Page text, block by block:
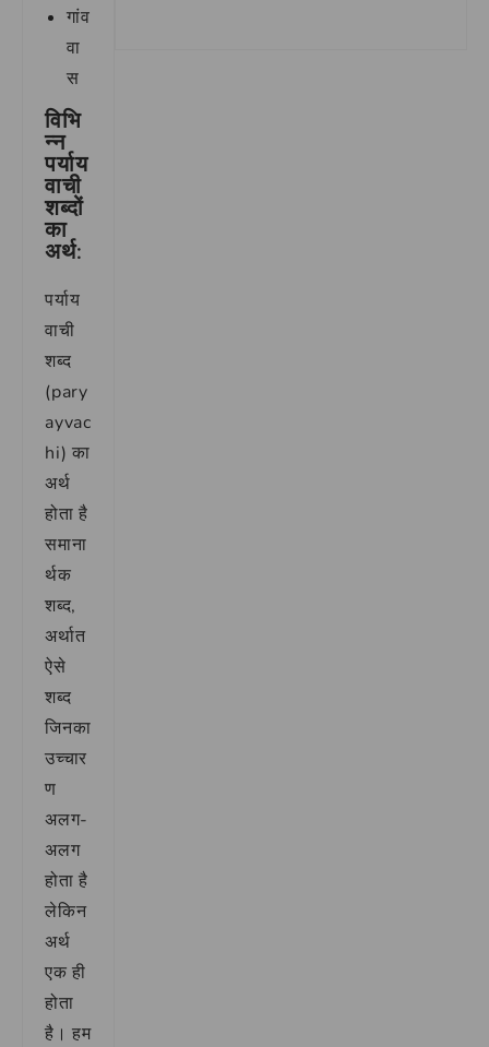
गांव
वा
स
विभि
न्न
पर्याय
वाची
शब्दों
का
अर्थ:
पर्याय
वाची
शब्द
(pary
ayvac
hi) का
अर्थ
होता है
समाना
र्थक
शब्द,
अर्थात
ऐसे
शब्द
जिनका
उच्चार
ण
अलग-
अलग
होता है
लेकिन
अर्थ
एक ही
होता
है। हम